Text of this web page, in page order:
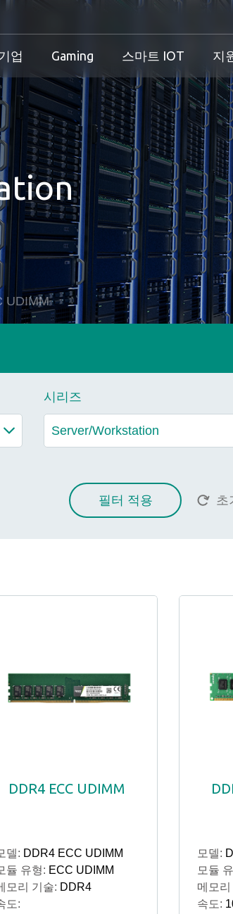
산업 개요
산업 개요
업
개인 및 기업 개요
개인 및 기업 개요
Gaming
Gaming 개요
Gaming 개요
스마트 IOT 지
니스 솔루션
산업 솔루션
보증
다운로
PCN
UDIMM
시리즈
필터 적용 초
DDR4 ECC UDIMM
델: DDR4 ECC UDIMM
듈 유형: ECC UDIMM
모리 기술: DDR4
도:
모델:
모듈
메모리
속도: